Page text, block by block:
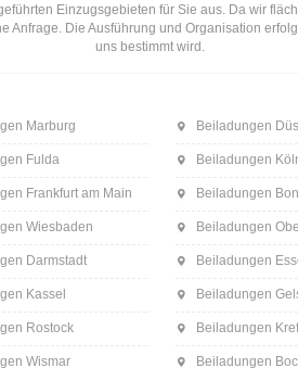
Einzugsgebieten für Sie aus. Da wir
Anfrage. Die Ausführung und Organisation
uns bestimmt wird.
Marburg
Fulda
Frankfurt am Main
Wiesbaden
Darmstadt
Kassel
Rostock
Wismar
Beiladungen
Beiladungen
Beiladungen
Beiladungen
Beiladungen
Beiladungen
Beiladungen
Beiladungen